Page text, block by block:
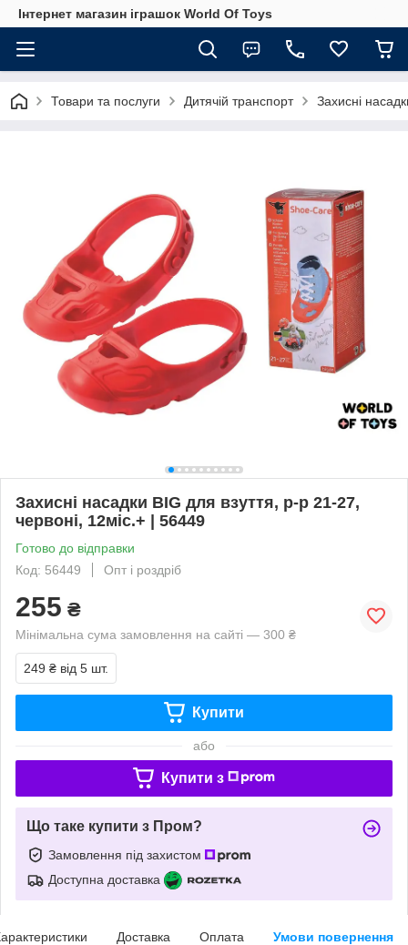
Інтернет магазин іграшок World Of Toys
Товари та послуги Дитячій транспорт Захисні
Захисні насадки BIG для взуття, р-р 21-27,
червоні, 12міс.+ | 56449
Готово до відправки
Код: 56449
Опт і роздріб
255 ₴
Мінімальна сума замовлення на сайті — 300 ₴
249 ₴ від 5 шт.
Купити
або
Купити з
Що таке купити з Пром?
Замовлення під захистом
Доступна доставка
Доставка Оплата Умови повернення